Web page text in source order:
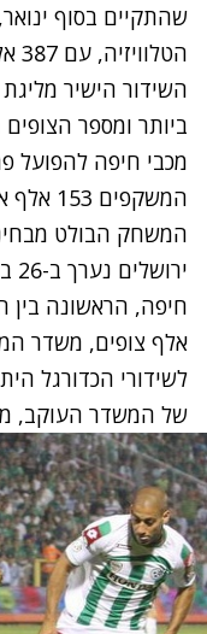
שהתקיים בסוף
הטלוויזיה, עם 387 אלף צופים ו-13.5 אחוזי רייטינג.
השידור הישיר
ביותר ומספר
המשקפים 153 אלף איש.
המשחק הבולט
אלף צופים, משדר
לשידורי הכדורגל
של המשדר העוקב,